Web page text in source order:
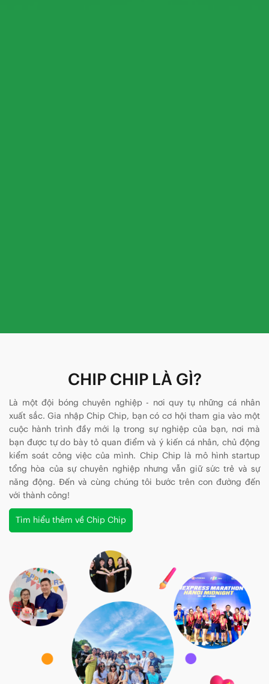
CHIP CHIP LÀ GÌ?
Là một đội bóng chuyên nghiệp - nơi quy tụ những cá nhân
xuất sắc. Gia nhập Chip Chip, bạn có cơ hội tham gia vào một
cuộc hành trình đầy mới lạ trong sự nghiệp của bạn, nơi mà
bạn được tự do bày tỏ quan điểm và ý kiến cá nhân, chủ động
kiểm soát công việc của mình. Chip Chip là mô hình startup
tổng hòa của sự chuyên nghiệp nhưng vẫn giữ sức trẻ và sự
năng động. Đến và cùng chúng tôi bước trên con đường đến
với thành công!
Tìm hiểu thêm về Chip Chip